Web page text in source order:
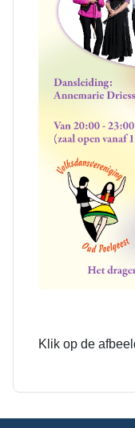
Klik op de